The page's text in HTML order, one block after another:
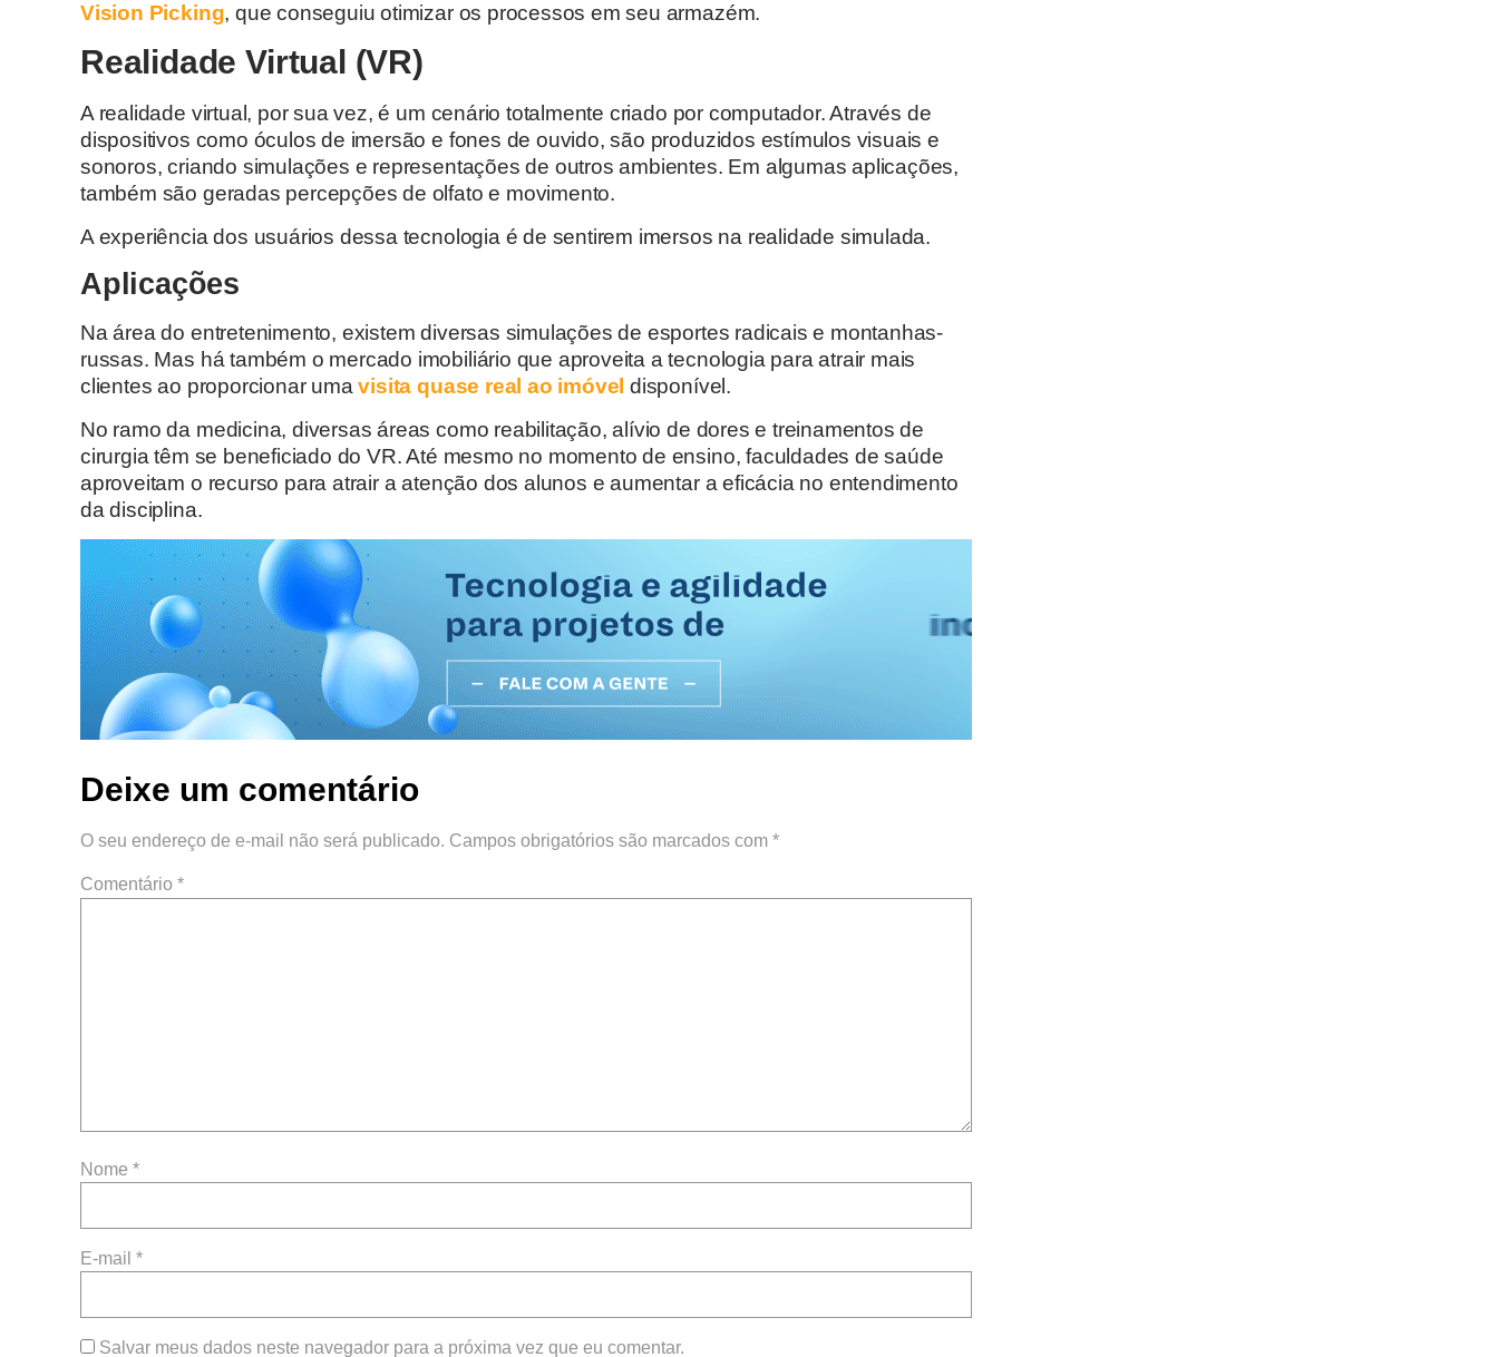
Vision Picking, que conseguiu otimizar os processos em seu armazém.
Realidade Virtual (VR)
A realidade virtual, por sua vez, é um cenário totalmente criado por computador. Através de
dispositivos como óculos de imersão e fones de ouvido, são produzidos estímulos visuais e
sonoros, criando simulações e representações de outros ambientes. Em algumas aplicações,
também são geradas percepções de olfato e movimento.
A experiência dos usuários dessa tecnologia é de sentirem imersos na realidade simulada.
Aplicações
Na área do entretenimento, existem diversas simulações de esportes radicais e montanhas-
russas. Mas há também o mercado imobiliário que aproveita a tecnologia para atrair mais
clientes ao proporcionar umavisita quase real ao imóvel disponível.
No ramo da medicina, diversas áreas como reabilitação, alívio de dores e treinamentos de
cirurgia têm se beneficiado do VR. Até mesmo no momento de ensino, faculdades de saúde
aproveitam o recurso para atrair a atenção dos alunos e aumentar a eficácia no entendimento
da disciplina.
Deixe um comentário
O seu endereço de e-mail não será publicado. Campos obrigatórios são marcados com *
Comentário *
Nome *
E-mail *
Salvar meus dados neste navegador para a próxima vez que eu comentar.